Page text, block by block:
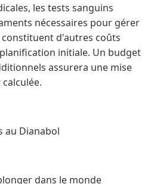
les tests sanguins
nécessaires pour gérer
d'autres coûts
initiale. Un budget
assurera une mise
au Dianabol
dans le monde